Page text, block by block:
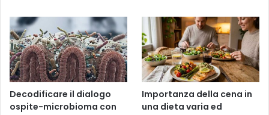
Decodificare il dialogo
ospite-microbioma con
Importanza della cena in
una dieta varia ed